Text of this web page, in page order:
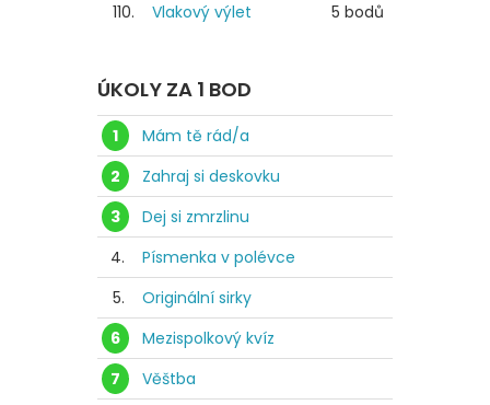
110.
Vlakový výlet 5 bodů
ÚKOLY ZA 1 BOD
1
Mám tě rád/a
2
Zahraj si deskovku
3
Dej si zmrzlinu
4.
Písmenka v polévce
5.
Originální sirky
6
Mezispolkový kvíz
7
Věštba